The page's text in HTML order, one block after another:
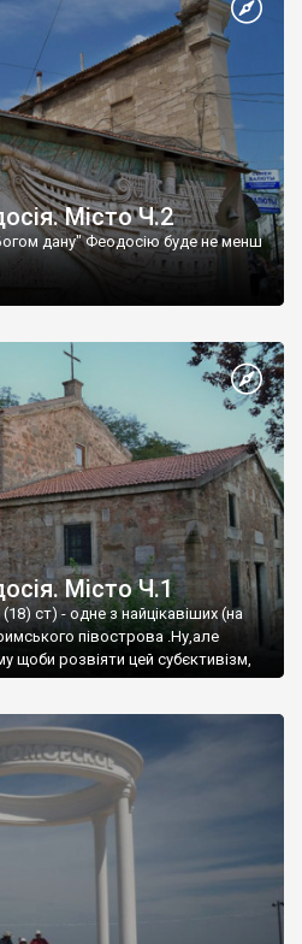
Місто Ч.2
дану" Феодосію буде не менш
Місто Ч.1
ст) - одне з найцікавіших (на
півострова .Ну,але
щоби розвіяти цей субєктивізм,